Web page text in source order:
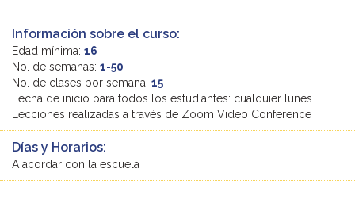
Información sobre el curso:
Edad mínima: 16
No. de semanas: 1-50
No. de clases por semana: 15
Fecha de inicio para todos los estudiantes: cualquier lunes
Lecciones realizadas a través de Zoom Video Conference
Días y Horarios:
A acordar con la escuela